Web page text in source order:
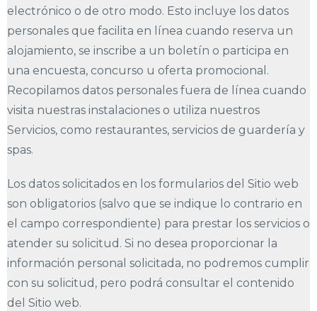
electrónico o de otro modo. Esto incluye los datos
personales que facilita en línea cuando reserva un
alojamiento, se inscribe a un boletín o participa en
una encuesta, concurso u oferta promocional.
Recopilamos datos personales fuera de línea cuando
visita nuestras instalaciones o utiliza nuestros
Servicios, como restaurantes, servicios de guardería y
spas.
Los datos solicitados en los formularios del Sitio web
son obligatorios (salvo que se indique lo contrario en
el campo correspondiente) para prestar los servicios o
atender su solicitud. Si no desea proporcionar la
información personal solicitada, no podremos cumplir
con su solicitud, pero podrá consultar el contenido
del Sitio web.